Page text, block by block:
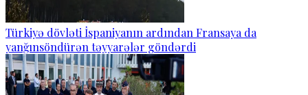
Türkiyə dövləti İspaniyanın ardından Fransaya da
yanğınsöndürən təyyarələr göndərdi